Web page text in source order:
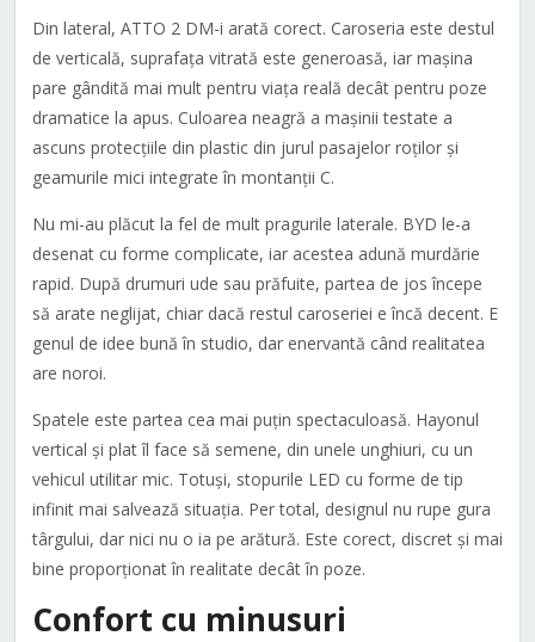
Din lateral, ATTO 2 DM-i arată corect. Caroseria este destul
de verticală, suprafața vitrată este generoasă, iar mașina
pare gândită mai mult pentru viața reală decât pentru poze
dramatice la apus. Culoarea neagră a mașinii testate a
ascuns protecțiile din plastic din jurul pasajelor roților și
geamurile mici integrate în montanții C.
Nu mi-au plăcut la fel de mult pragurile laterale. BYD le-a
desenat cu forme complicate, iar acestea adună murdărie
rapid. După drumuri ude sau prăfuite, partea de jos începe
să arate neglijat, chiar dacă restul caroseriei e încă decent. E
genul de idee bună în studio, dar enervantă când realitatea
are noroi.
Spatele este partea cea mai puțin spectaculoasă. Hayonul
vertical și plat îl face să semene, din unele unghiuri, cu un
vehicul utilitar mic. Totuși, stopurile LED cu forme de tip
infinit mai salvează situația. Per total, designul nu rupe gura
târgului, dar nici nu o ia pe arătură. Este corect, discret și mai
bine proporționat în realitate decât în poze.
Confort cu minusuri